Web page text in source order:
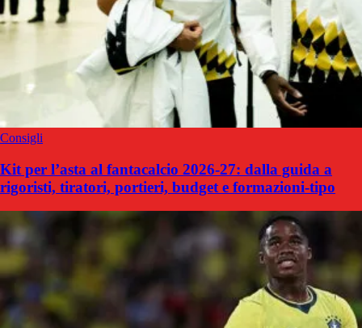
Consigli
Kit per l’asta al fantacalcio 2026-27: dalla guida a
rigoristi, tiratori, portieri, budget e formazioni-tipo